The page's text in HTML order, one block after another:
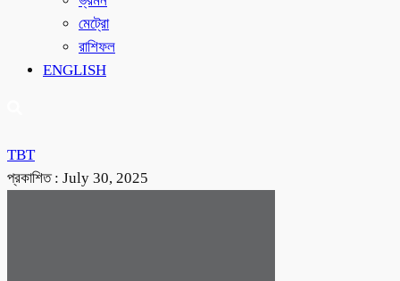
মেট্রো
রাশিফল
ENGLISH
TBT
প্রকাশিত : July 30, 2025